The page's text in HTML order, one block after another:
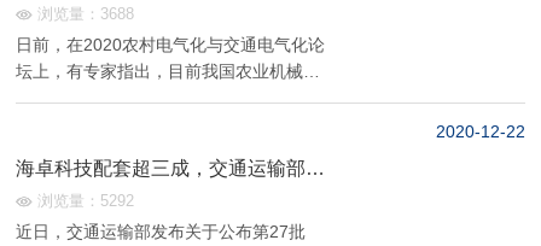
速农机电动化转型
浏览量：3688
日前，在2020农村电气化与交通电气化论
坛上，有专家指出，目前我国农业机械柴
氢燃料电池在农机大功率...
22
2020-12
海卓科技配套超三成，交通运输部发
布关于公布第27批《道路运输车辆达
标车型》的公告 。
浏览量：5292
近日，交通运输部发布关于公布第27批